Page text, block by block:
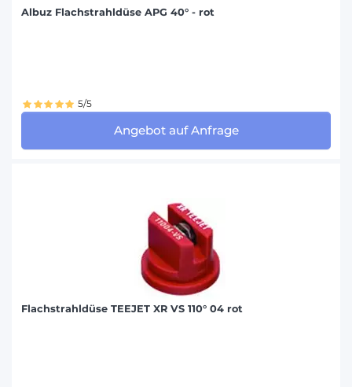
Albuz Flachstrahldüse APG 40° - rot
5/5
Angebot auf Anfrage
Flachstrahldüse TEEJET XR VS 110° 04 rot